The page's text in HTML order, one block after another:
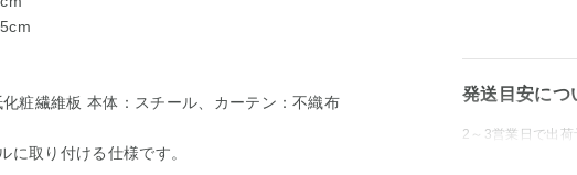
粧繊維板 本体：スチール、カーテン：不織布
に取り付ける仕様です。
発送目安につ
2～3営業日で出荷